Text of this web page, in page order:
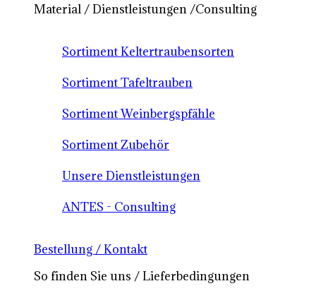
Material / Dienstleistungen /Consulting
Sortiment Keltertraubensorten
Sortiment Tafeltrauben
Sortiment Weinbergspfähle
Sortiment Zubehör
Unsere Dienstleistungen
ANTES - Consulting
Bestellung / Kontakt
So finden Sie uns / Lieferbedingungen